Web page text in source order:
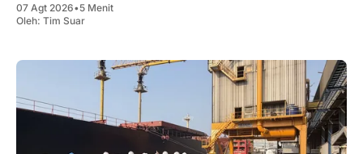
07 Agt 2026•5 Menit
Oleh: Tim Suar